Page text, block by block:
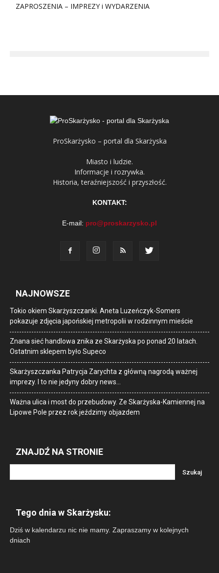
ZAPROSZENIA – IMPREZY i WYDARZENIA
ProSkarżysko – portal dla Skarżyska
Miasto i ludzie.
Informacje i rozrywka.
Historia, teraźniejszość i przyszłość.
KONTAKT:
E-mail: pro@proskarzysko.pl
NAJNOWSZE
Tokio okiem Skarżyszczanki. Aneta Luzeńczyk-Somers
pokazuje zdjęcia japońskiej metropolii w rodzinnym mieście
Znana sieć handlowa znika ze Skarżyska po ponad 20 latach.
Ostatnim sklepem było Supeco
Skarżyszczanka Patrycja Zarychta z główną nagrodą ważnej
imprezy. I to nie jedyny dobry news…
Ważna ulica i most do przebudowy. Ze Skarżyska-Kamiennej na
Lipowe Pole przez rok jeździmy objazdem
ZNAJDŹ NA STRONIE
Tego dnia w Skarżysku:
Dziś w kalendarzu nic nie mamy. Zapraszamy w kolejnych
dniach